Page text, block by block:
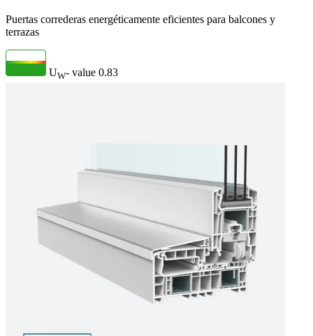
Puertas correderas energéticamente eficientes para balcones y
terrazas
UW- value 0.83